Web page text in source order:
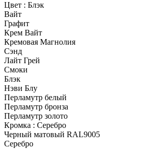
Цвет : Блэк
Вайт
Графит
Крем Вайт
Кремовая Магнолия
Сэнд
Лайт Грей
Смоки
Блэк
Нэви Блу
Перламутр белый
Перламутр бронза
Перламутр золото
Кромка : Серебро
Черный матовый RAL9005
Серебро